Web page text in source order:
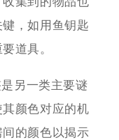
，如用鱼钥匙
道具。
另一类主要谜
颜色对应的机
的颜色以揭示